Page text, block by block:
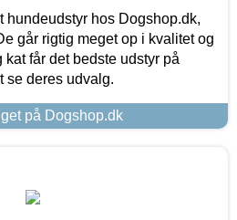
hundeudstyr hos Dogshop.dk,
går rigtig meget op i kvalitet og
får det bedste udstyr på
se deres udvalg.
på Dogshop.dk